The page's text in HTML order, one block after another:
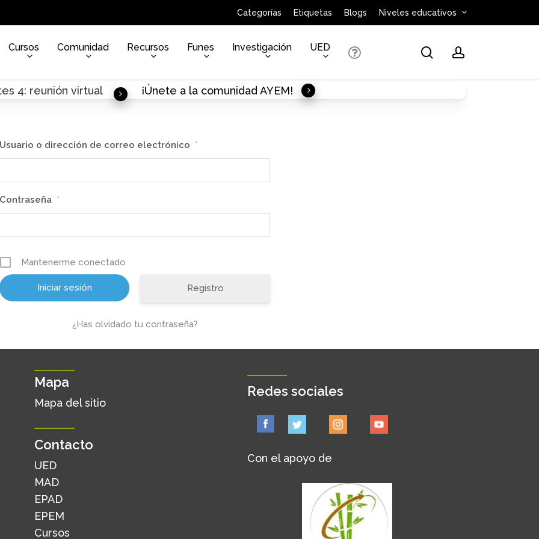
Categorías Etiquetas Blogs Niveles educativos
Cursos Comunidad Recursos Funes Investigación UED searchaccount
4: reunión virtual ¡Únete a la comunidad AYEM!
Usuario o dirección de correo electrónico *
Contraseña *
Mantenerme conectado
Registro
¿Has olvidado tu contraseña?
Mapa
Mapa del sitio
Contacto
UED
MAD
EPAD
EPEM
Cursos
Redes sociales
Con el apoyo de